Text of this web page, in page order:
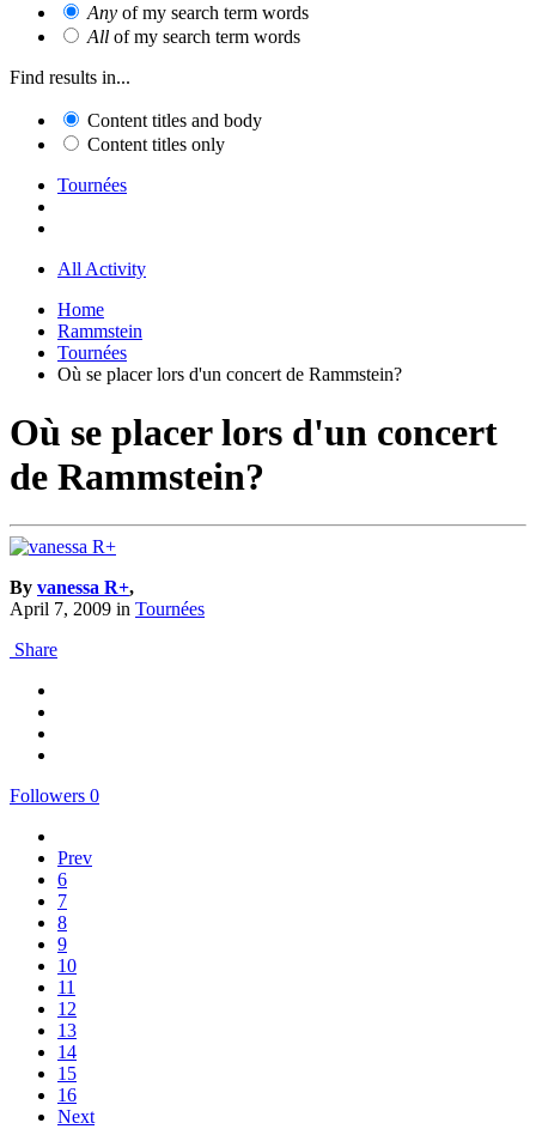
Any of my search term words
All of my search term words
Find results in...
Content titles and body
Content titles only
Tournées
All Activity
Home
Rammstein
Tournées
Où se placer lors d'un concert de Rammstein?
Où se placer lors d'un concert
de Rammstein?
By vanessa R+,
April 7, 2009 in Tournées
Share
Followers 0
Prev
6
7
8
9
10
11
12
13
14
15
16
Next